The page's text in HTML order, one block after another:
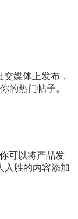
媒体上发布，
的热门帖子。
可以将产品发
入胜的内容添加